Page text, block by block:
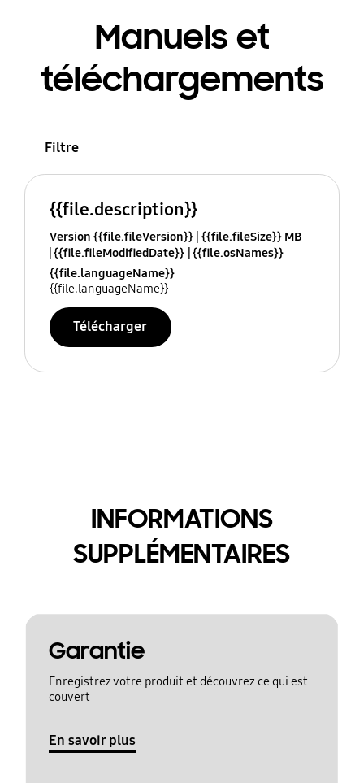
Manuels et
téléchargements
Filtre
{{file.description}}
Version {{file.fileVersion}} {{file.fileSize}} MB
{{file.fileModifiedDate}} {{file.osNames}}
{{file.languageName}}
{{file.languageName}}
Télécharger
INFORMATIONS
SUPPLÉMENTAIRES
Garantie
Enregistrez votre produit et découvrez ce qui est
couvert
En savoir plus